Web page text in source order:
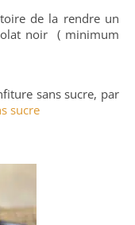
de la rendre un
noir ( minimum
sans sucre, par
sucre